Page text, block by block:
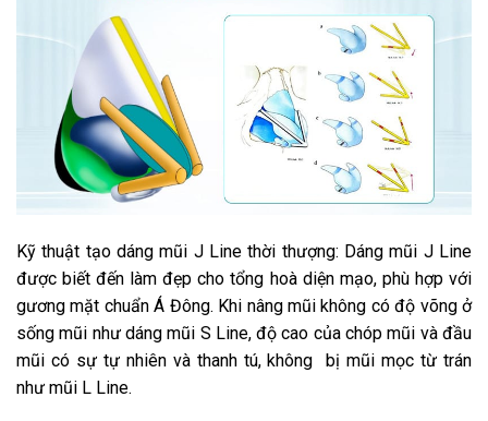
Kỹ thuật tạo dáng mũi J Line thời thượng: Dáng mũi J Line
được biết đến làm đẹp cho tổng hoà diện mạo, phù hợp với
gương mặt chuẩn Á Đông. Khi nâng mũi không có độ võng ở
sống mũi như dáng mũi S Line, độ cao của chóp mũi và đầu
mũi có sự tự nhiên và thanh tú, không bị mũi mọc từ trán
như mũi L Line.